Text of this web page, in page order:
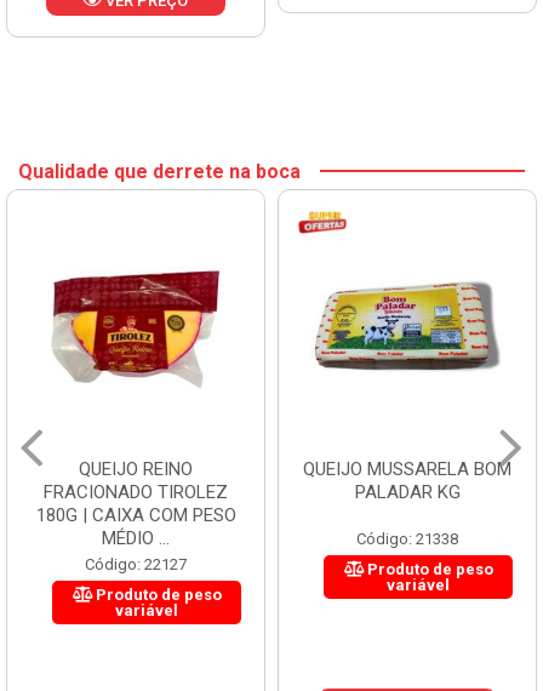
Qualidade que derrete na boca
QUEIJO REINO
FRACIONADO TIROLEZ
180G | CAIXA COM PESO
MÉDIO ...
Código: 22127
Produto de peso
variável
QUEIJO MUSSARELA BOM
PALADAR KG
Código: 21338
Produto de peso
variável